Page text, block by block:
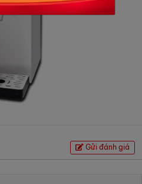
Gửi đánh giá